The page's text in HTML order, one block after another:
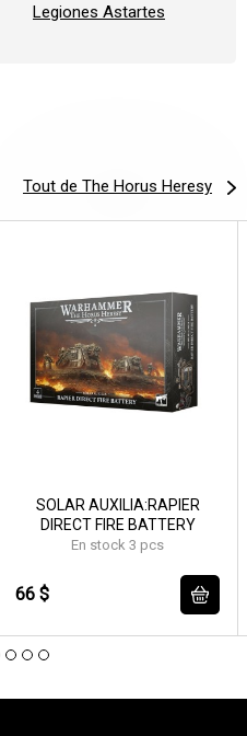
Legiones Astartes
Tout de The Horus Heresy
SOLAR AUXILIA:RAPIER
DIRECT FIRE BATTERY
En stock 3 pcs
66 $